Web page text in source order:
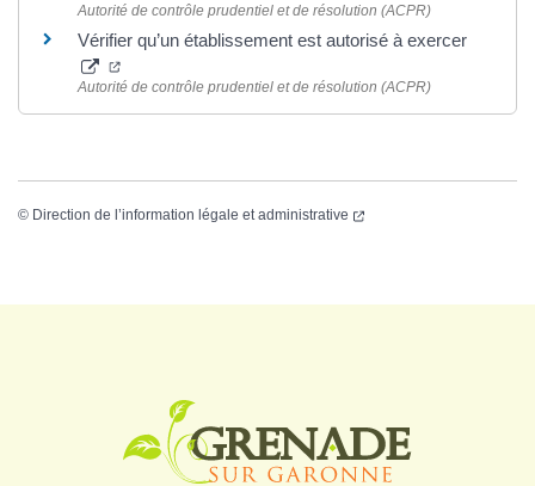
Autorité de contrôle prudentiel et de résolution (ACPR)
Vérifier qu’un établissement est autorisé à exercer
Autorité de contrôle prudentiel et de résolution (ACPR)
© Direction de l’information légale et administrative